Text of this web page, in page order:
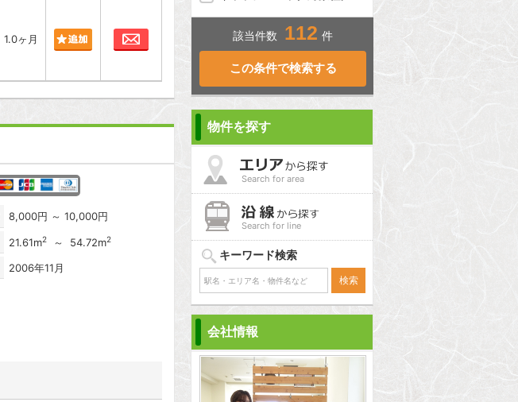
1.0ヶ月
8,000円 ～ 10,000円
21.61m2 ～ 54.72m2
2006年11月
該当件数 112 件
物件を探す
Search for area
Search for line
キーワード検索
会社情報